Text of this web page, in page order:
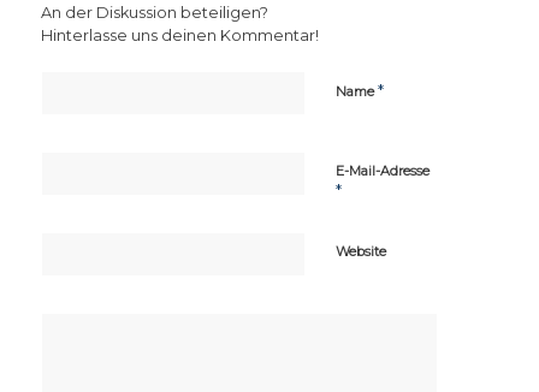
An der Diskussion beteiligen?
Hinterlasse uns deinen Kommentar!
Name*
E-Mail-Adresse
*
Website